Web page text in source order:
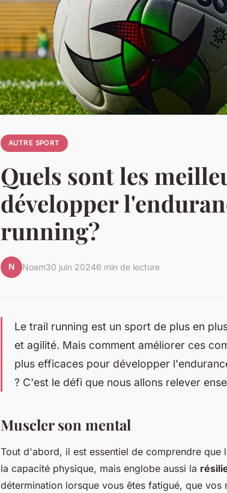
AUTRE SPORT
Quels sont les
développer
running?
N Noam30 juin 20246 min de lecture
Le trail running est un sport de plus en
et agilité. Mais comment améliorer ces
plus efficaces pour développer
? C'est le défi que nous allons relever
Muscler son mental
Tout d'abord, il est essentiel de comprendre que
la capacité physique, mais englobe aussi la
détermination lorsque vous êtes fatigué, que